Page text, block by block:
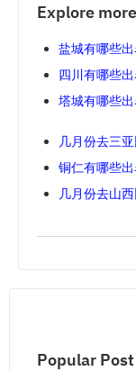
Explore
盐城有哪些
四川有哪些
塔城有哪些
几月份去三
铜仁有哪些
几月份去山
Popular Post